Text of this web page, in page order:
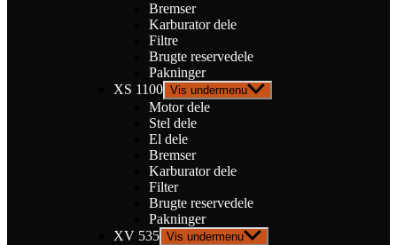
Bremser
Karburator dele
Filtre
Brugte reservedele
Pakninger
XS 1100 Vis undermenu
Motor dele
Stel dele
El dele
Bremser
Karburator dele
Filter
Brugte reservedele
Pakninger
XV 535 Vis undermenu